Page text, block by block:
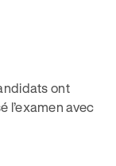
ont
l’examen avec